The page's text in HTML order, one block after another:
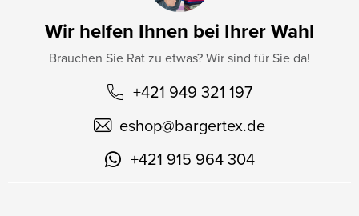
Wir helfen Ihnen bei Ihrer Wahl
Brauchen Sie Rat zu etwas? Wir sind für Sie da!
+421 949 321 197
eshop@bargertex.de
+421 915 964 304